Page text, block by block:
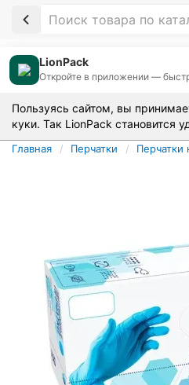
LionPack
Пользуясь сайтом, вы
куки. Так LionPack становится
Главная Перчатки Перчатки